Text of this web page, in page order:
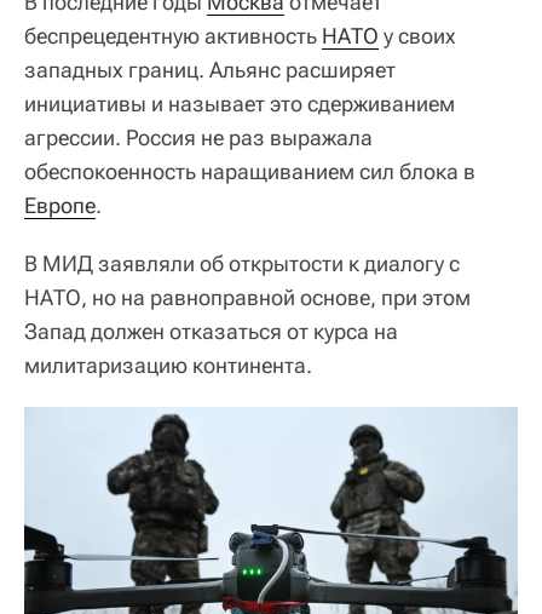
беспрецедентную активность НАТО у своих
западных границ. Альянс расширяет
инициативы и называет это сдерживанием
агрессии. Россия не раз выражала
обеспокоенность наращиванием сил блока в
Европе.
В МИД заявляли об открытости к диалогу с
НАТО, но на равноправной основе, при этом
Запад должен отказаться от курса на
милитаризацию континента.